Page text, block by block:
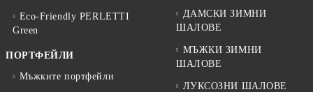
Eco-Friendly PERLETTI
Green
ПОРТФЕЙЛИ
Мъжките портфейли
ДАМСКИ ЗИМНИ
ШАЛОВЕ
МЪЖКИ ЗИМНИ
ШАЛОВЕ
ЛУКСОЗНИ ШАЛОВЕ